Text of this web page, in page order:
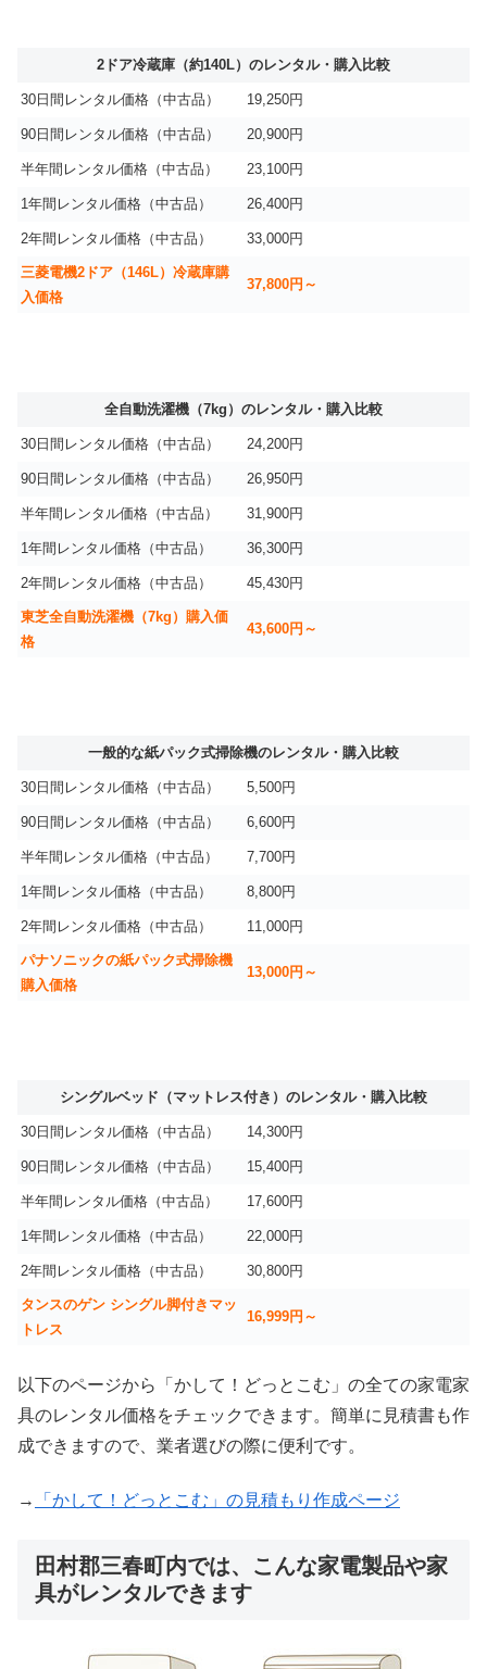
2ドア冷蔵庫（約140L）のレンタル・購入比較
30日間レンタル価格（中古品） 19,250円
90日間レンタル価格（中古品） 20,900円
半年間レンタル価格（中古品） 23,100円
1年間レンタル価格（中古品） 26,400円
2年間レンタル価格（中古品） 33,000円
三菱電機2ドア（146L）冷蔵庫購
入価格
37,800円～
全自動洗濯機（7kg）のレンタル・購入比較
30日間レンタル価格（中古品） 24,200円
90日間レンタル価格（中古品） 26,950円
半年間レンタル価格（中古品） 31,900円
1年間レンタル価格（中古品） 36,300円
2年間レンタル価格（中古品） 45,430円
東芝全自動洗濯機（7kg）購入価
格
43,600円～
一般的な紙パック式掃除機のレンタル・購入比較
30日間レンタル価格（中古品） 5,500円
90日間レンタル価格（中古品） 6,600円
半年間レンタル価格（中古品） 7,700円
1年間レンタル価格（中古品） 8,800円
2年間レンタル価格（中古品） 11,000円
パナソニックの紙パック式掃除機
購入価格
13,000円～
シングルベッド（マットレス付き）のレンタル・購入比較
30日間レンタル価格（中古品） 14,300円
90日間レンタル価格（中古品） 15,400円
半年間レンタル価格（中古品） 17,600円
1年間レンタル価格（中古品） 22,000円
2年間レンタル価格（中古品） 30,800円
タンスのゲン シングル脚付きマッ
トレス
16,999円～
以下のページから「かして！どっとこむ」の全ての家電家
具のレンタル価格をチェックできます。簡単に見積書も作
成できますので、業者選びの際に便利です。
→ 「かして！どっとこむ」の見積もり作成ページ
田村郡三春町内では、こんな家電製品や家
具がレンタルできます